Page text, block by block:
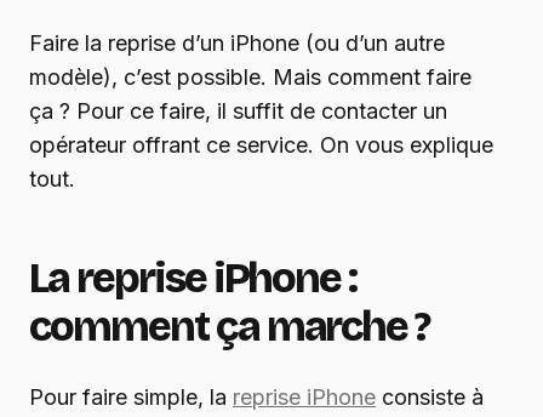
Faire la reprise d’un iPhone (ou d’un autre
modèle), c’est possible. Mais comment faire
ça ? Pour ce faire, il suffit de contacter un
opérateur offrant ce service. On vous explique
tout.
La reprise iPhone :
comment ça marche ?
Pour faire simple, la reprise iPhone consiste à